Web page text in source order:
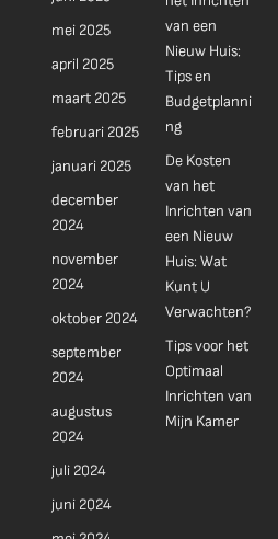
mei 2025
april 2025
maart 2025
februari 2025
januari 2025
december
2024
november
2024
oktober 2024
september
2024
augustus
2024
juli 2024
juni 2024
van een
Nieuw Huis:
Tips en
Budgetplanni
ng
De Kosten
van het
Inrichten van
een Nieuw
Huis: Wat
Kunt U
Verwachten?
Tips voor het
Optimaal
Inrichten van
Mijn Kamer